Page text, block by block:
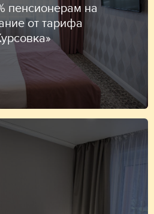
пенсионерам на
от тарифа